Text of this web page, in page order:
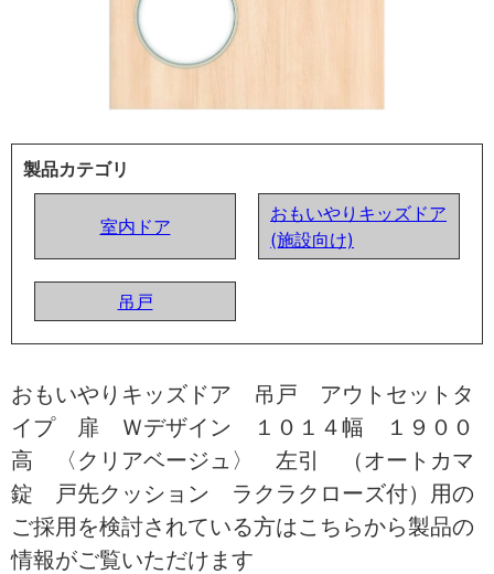
製品カテゴリ
室内ドア
おもいやりキッズドア
(施設向け)
吊戸
おもいやりキッズドア 吊戸 アウトセットタ
イプ 扉 Ｗデザイン １０１４幅 １９００
高 〈クリアベージュ〉 左引 （オートカマ
錠 戸先クッション ラクラクローズ付）用の
ご採用を検討されている方はこちらから製品の
情報がご覧いただけます